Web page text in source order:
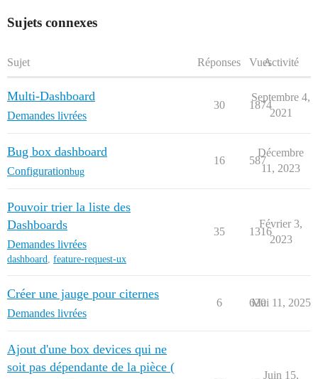
Sujets connexes
Sujet Réponses VuesActivité
Multi-Dashboard
Demandes livrées
30 1874
Septembre 4,
2021
Bug box dashboard
Configurationbug
16 587
Décembre
11, 2023
Pouvoir trier la liste des
Dashboards
Demandes livrées
dashboard, feature-request-ux
35 1316
Février 3,
2023
Créer une jauge pour citernes
Demandes livrées
6 620
Mai 11, 2025
Ajout d'une box devices qui ne
soit pas dépendante de la pièce (
Juin 15,